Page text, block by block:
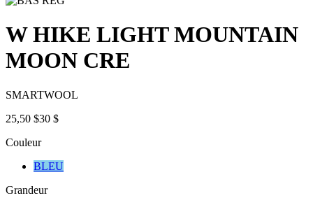
W HIKE LIGHT MOUNTAIN
MOON CRE
SMARTWOOL
25,50 $30 $
Couleur
BLEU
Grandeur